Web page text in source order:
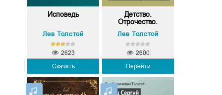
Исповедь
Лев Толстой
Скачать
2623
Детство.
Отрочество.
Юность
Лев Толстой
Перейти
2600